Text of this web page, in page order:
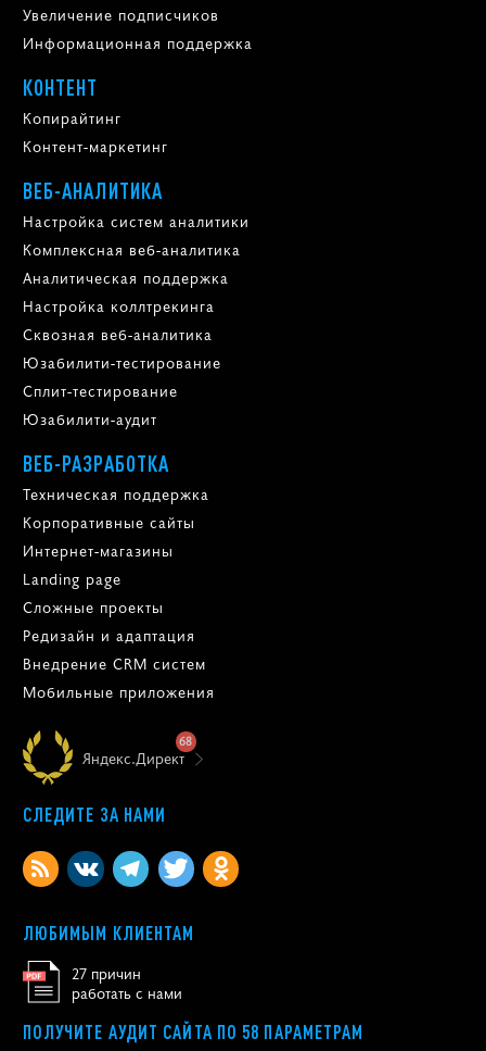
Увеличение подписчиков
Информационная поддержка
КОНТЕНТ
Копирайтинг
Контент-маркетинг
ВЕБ-АНАЛИТИКА
Настройка систем аналитики
Комплексная веб-аналитика
Аналитическая поддержка
Настройка коллтрекинга
Сквозная веб-аналитика
Юзабилити-тестирование
Сплит-тестирование
Юзабилити-аудит
ВЕБ-РАЗРАБОТКА
Техническая поддержка
Корпоративные сайты
Интернет-магазины
Landing page
Сложные проекты
Редизайн и адаптация
Внедрение CRM систем
Мобильные приложения
Яндекс.Директ
68
СЛЕДИТЕ ЗА НАМИ
ЛЮБИМЫМ КЛИЕНТАМ
27 причин
работать с нами
ПОЛУЧИТЕ АУДИТ САЙТА ПО 58 ПАРАМЕТРАМ